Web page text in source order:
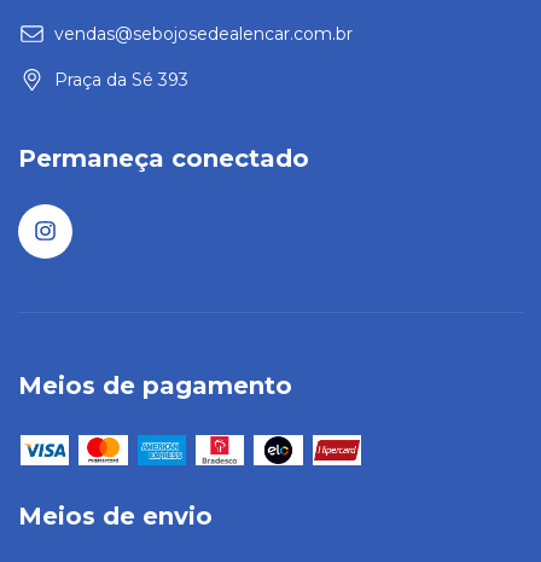
vendas@sebojosedealencar.com.br
Praça da Sé 393
Permaneça conectado
Meios de pagamento
Meios de envio